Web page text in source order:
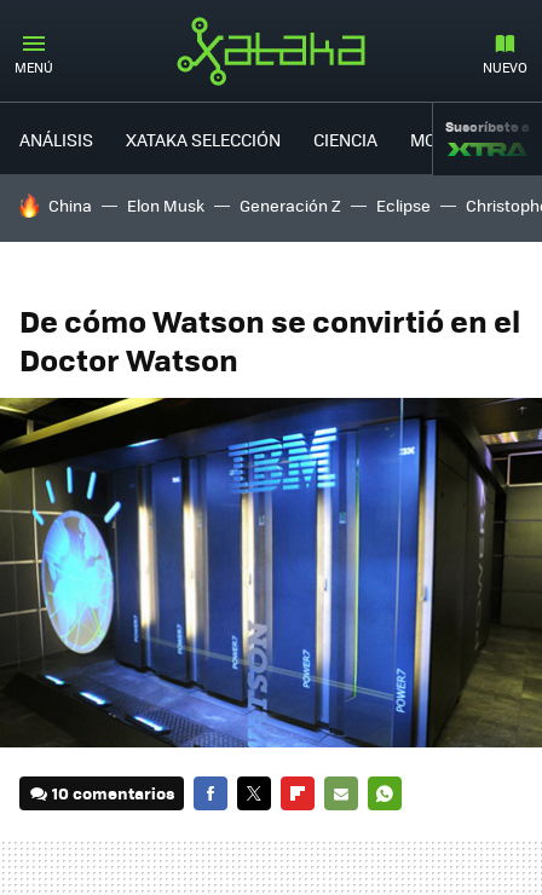
MENÚ NUEVO
ANÁLISIS XATAKA SELECCIÓN CIENCIA MOVILIDAD
Suscríbete a
HOY SE HABLA DE
China Elon Musk Generación Z Eclipse
De cómo Watson se convirtió en el
Doctor Watson
10 comentarios
MAIL